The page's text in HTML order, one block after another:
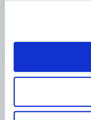
Ref
Grundstück 28.311 m²